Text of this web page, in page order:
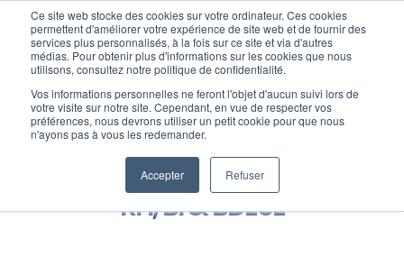
Ce site web stocke des cookies sur votre ordinateur. Ces cookies
permettent d'améliorer votre expérience de site web et de fournir des
services plus personnalisés, à la fois sur ce site et via d'autres
médias. Pour obtenir plus d'informations sur les cookies que nous
utilisons, consultez notre politique de confidentialité.
Vos informations personnelles ne feront l'objet d'aucun suivi lors de
votre visite sur notre site. Cependant, en vue de respecter vos
préférences, nous devrons utiliser un petit cookie pour que nous
n'ayons pas à vous les redemander.
Accepter Refuser
Passer
contenu
Nos offres
Formation
Nos clients
Home»Intégrateur de logiciels de paie »Silae, logiciel de gestion de
la paie en SaaS»Silae BI : solution de reporting RH, BI & BDESE
Silae BI : solution de reporting
RH, BI & BDESE